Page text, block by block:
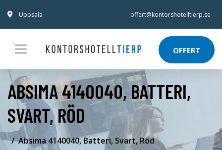
Uppsala offert@kontorshotelltierp.se
OFFERT
ABSIMA 4140040, BATTERI,
SVART, RÖD
Absima 4140040, Batteri, Svart, Röd